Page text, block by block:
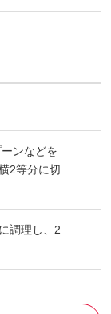
ンなどを
2等分に切
調理し、2